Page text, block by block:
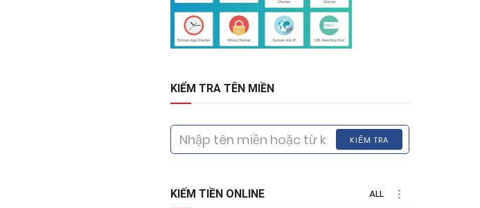
KIỂM TRA TÊN MIỀN
KIỂM TRA
KIẾM TIỀN ONLINE ALL